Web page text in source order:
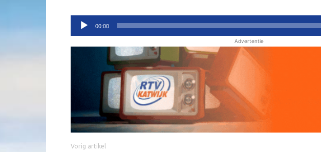
Audiospeler
00:00
Advertentie
Vorig artikel